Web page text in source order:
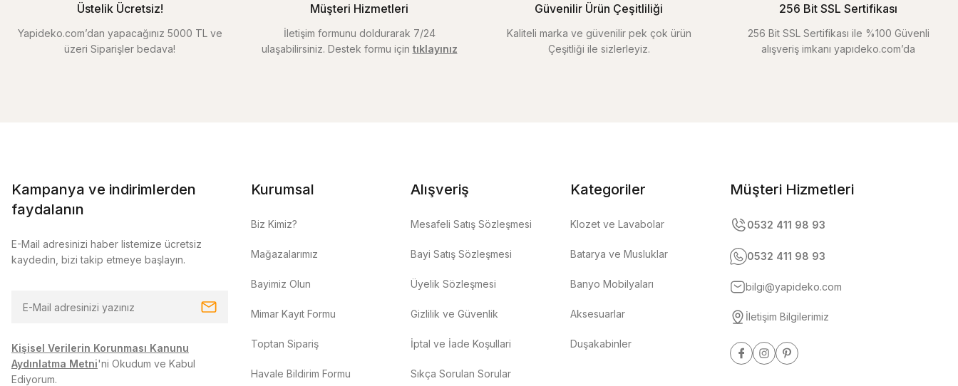
Üstelik Ücretsiz!
Yapideko.com’dan yapacağınız 5000 TL ve
üzeri Siparişler bedava!
Müşteri Hizmetleri
İletişim formunu doldurarak 7/24
ulaşabilirsiniz. Destek formu için tıklayınız
Güvenilir Ürün Çeşitliliği
Kaliteli marka ve güvenilir pek çok ürün
Çeşitliği ile sizlerleyiz.
256 Bit SSL Sertifikası
256 Bit SSL Sertifikası ile %100 Güvenli
alışveriş imkanı yapıdeko.com’da
Kampanya ve indirimlerden
faydalanın
E-Mail adresinizi haber listemize ücretsiz
kaydedin, bizi takip etmeye başlayın.
Kişisel Verilerin Korunması Kanunu
Aydınlatma Metni'ni Okudum ve Kabul
Ediyorum.
Kurumsal
Biz Kimiz?
Mağazalarımız
Bayimiz Olun
Mimar Kayıt Formu
Toptan Sipariş
Havale Bildirim Formu
Alışveriş
Mesafeli Satış Sözleşmesi
Bayi Satış Sözleşmesi
Üyelik Sözleşmesi
Gizlilik ve Güvenlik
İptal ve İade Koşullari
Sıkça Sorulan Sorular
Kategoriler
Klozet ve Lavabolar
Batarya ve Musluklar
Banyo Mobilyaları
Aksesuarlar
Duşakabinler
Müşteri Hizmetleri
0532 411 98 93
0532 411 98 93
bilgi@yapideko.com
İletişim Bilgilerimiz